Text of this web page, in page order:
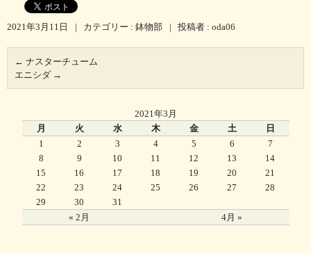
2021年3月11日 | カテゴリー : 鉢物部 | 投稿者 : oda06
← ナスターチューム
エニシダ →
2021年3月
月
火 水 木 金 土 日
« 2月 4月 »
1 2 3 4 5 6
7
8
9 10 11 12 13
14
15
16 17 18 19 20
21
22
23 24 25 26 27
28
29
30 31